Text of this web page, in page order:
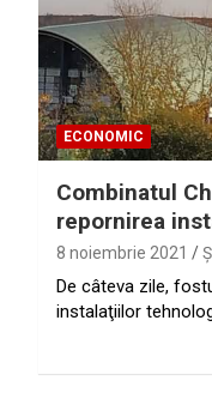
ECONOMIC
Combinatul
repornirea
8 noiembrie 2021
De câteva zile,
instalaţiilor